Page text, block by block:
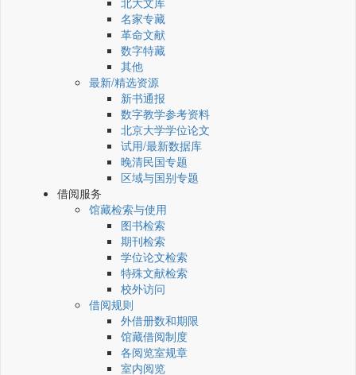
名家专藏
革命文献
数字特藏
其他
最新/精选资源
新书通报
数字教学参考资料
北京大学学位论文
试用/最新数据库
晚清民国专题
区域与国别专题
借阅服务
馆藏检索与使用
图书检索
期刊检索
学位论文检索
特殊文献检索
校外访问
借阅规则
外借册数和期限
馆藏借阅制度
各阅览室规章
室内阅览